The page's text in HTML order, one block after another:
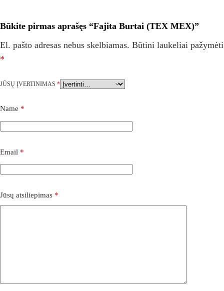
Būkite pirmas aprašęs “Fajita Burtai (TEX MEX)”
El. pašto adresas nebus skelbiamas. Būtini laukeliai pažymėti
*
JŪSŲ ĮVERTINIMAS *
Name *
Email *
Jūsų atsiliepimas *